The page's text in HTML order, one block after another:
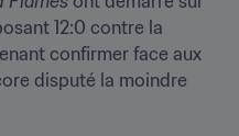
12:0 contre la
confirmer face aux
disputé la moindre